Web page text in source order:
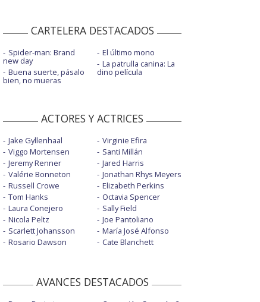
CARTELERA DESTACADOS
Spider-man: Brand
new day
Buena suerte, pásalo
bien, no mueras
El último mono
La patrulla canina: La
dino película
ACTORES Y ACTRICES
Jake Gyllenhaal
Viggo Mortensen
Jeremy Renner
Valérie Bonneton
Russell Crowe
Tom Hanks
Laura Conejero
Nicola Peltz
Scarlett Johansson
Rosario Dawson
Virginie Efira
Santi Millán
Jared Harris
Jonathan Rhys Meyers
Elizabeth Perkins
Octavia Spencer
Sally Field
Joe Pantoliano
María José Alfonso
Cate Blanchett
AVANCES DESTACADOS